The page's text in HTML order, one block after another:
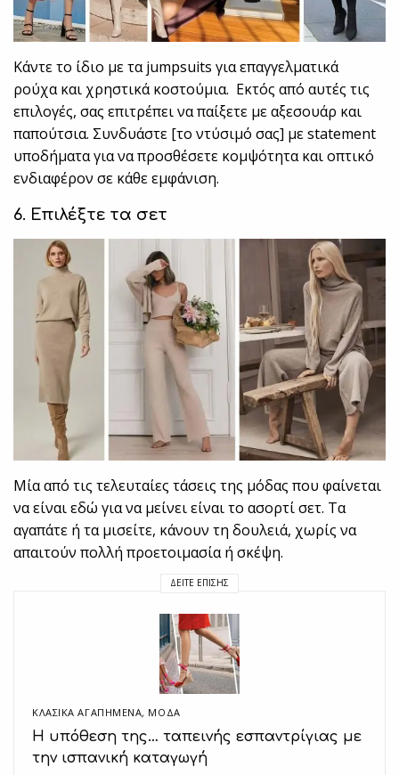
Κάντε το ίδιο με τα jumpsuits για επαγγελματικά
ρούχα και χρηστικά κοστούμια. Εκτός από αυτές τις
επιλογές, σας επιτρέπει να παίξετε με αξεσουάρ και
παπούτσια. Συνδυάστε [το ντύσιμό σας] με statement
υποδήματα για να προσθέσετε κομψότητα και οπτικό
ενδιαφέρον σε κάθε εμφάνιση.
6. Επιλέξτε τα σετ
Μία από τις τελευταίες τάσεις της μόδας που φαίνεται
να είναι εδώ για να μείνει είναι το ασορτί σετ. Τα
αγαπάτε ή τα μισείτε, κάνουν τη δουλειά, χωρίς να
απαιτούν πολλή προετοιμασία ή σκέψη.
ΔΕΊΤΕ ΕΠΊΣΗΣ
ΚΛΑΣΙΚΆ ΑΓΑΠΗΜΈΝΑ, ΜΟΔΑ
Η υπόθεση της… ταπεινής εσπαντρίγιας με
την ισπανική καταγωγή